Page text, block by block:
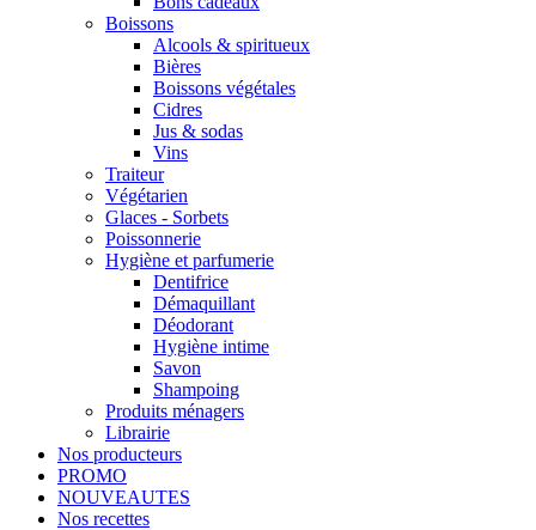
Boissons
Alcools & spiritueux
Bières
Boissons végétales
Cidres
Jus & sodas
Vins
Traiteur
Végétarien
Glaces - Sorbets
Poissonnerie
Hygiène et parfumerie
Dentifrice
Démaquillant
Déodorant
Hygiène intime
Savon
Shampoing
Produits ménagers
Librairie
Nos producteurs
PROMO
NOUVEAUTES
Nos recettes